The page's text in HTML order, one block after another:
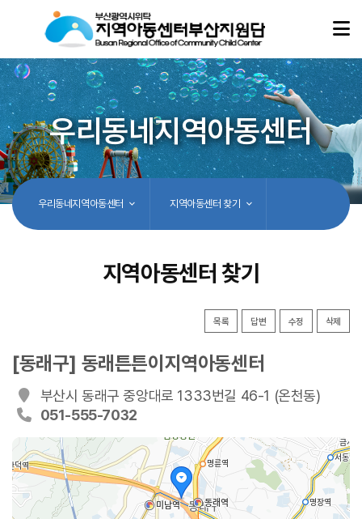
우리동네지역아동센터
우리동네지역아동센터 지역아동센터 찾기
지역아동센터 찾기
목록 답변 수정 삭제
[동래구] 동래튼튼이지역아동센터
부산시 동래구 중앙대로 1333번길 46-1 (온천동)
051-555-7032